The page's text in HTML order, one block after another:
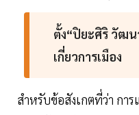
ตั้ง“ปิยะศิริ วัฒน
เกี่ยวการเมือง
สำหรับข้อสังเกตที่ว่า การ